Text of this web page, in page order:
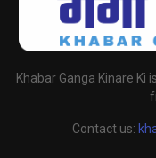
Khabar Ganga Kinare
Contact us: